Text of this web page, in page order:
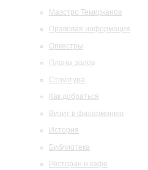
Маэстро Темирканов
Правовая информация
Оркестры
Планы залов
Структура
Как добраться
Визит в филармонию
История
Библиотека
Ресторан и кафе